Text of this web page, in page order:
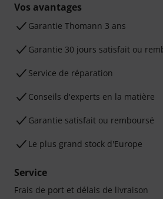
Vos avantages
Ga­ran­tie Thomann 3 ans
Garantie 30 jours satisfait ou
Service de réparation
Conseils d'experts en la matière
Garantie satisfait ou remboursé
Le plus grand stock d'Europe
Service
Frais de port et délais de livraison